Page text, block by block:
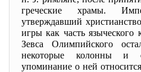
греческие храмы.
утверждавший
игры как часть языческого
Зевса Олимпийского
некоторые колонны и
упоминание о ней